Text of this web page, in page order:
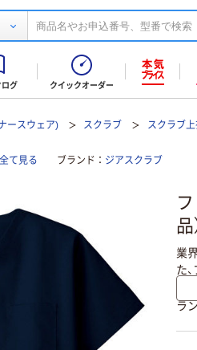
ログ クイックオーダー
ースウェア) スクラブ スクラブ
て見る ブランド ジアスクラブ
品
業
た
ラ